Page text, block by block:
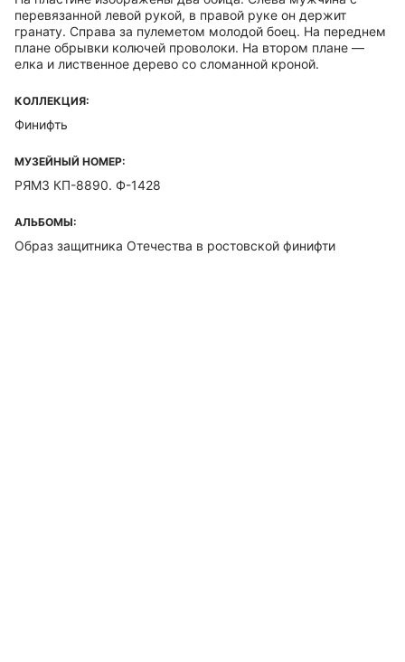
перевязанной левой рукой, в правой руке он держит
гранату. Справа за пулеметом молодой боец. На переднем
плане обрывки колючей проволоки. На втором плане —
елка и лиственное дерево со сломанной кроной.
КОЛЛЕКЦИЯ:
Финифть
МУЗЕЙНЫЙ НОМЕР:
РЯМЗ КП-8890. Ф-1428
АЛЬБОМЫ:
Образ защитника Отечества в ростовской финифти